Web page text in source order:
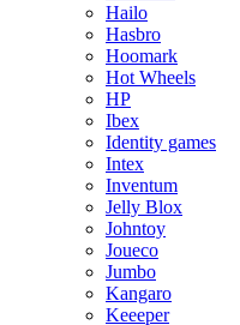
Hailo
Hasbro
Hoomark
Hot Wheels
HP
Ibex
Identity games
Intex
Inventum
Jelly Blox
Johntoy
Joueco
Jumbo
Kangaro
Keeeper